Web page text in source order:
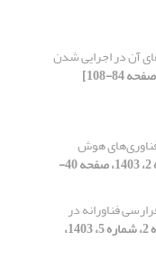
آن در اجرایی شدن
هوش
[دوره 2، شماره 2، 1403، صفحه 40-
فناورانه در
[دوره 2، شماره 5، 1403،